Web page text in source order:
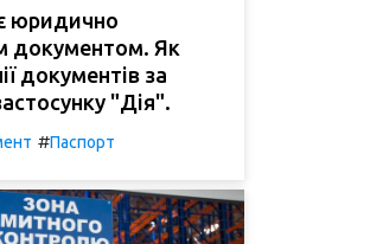
юридично
документом. Як
документів за
"Дія".
#Паспорт